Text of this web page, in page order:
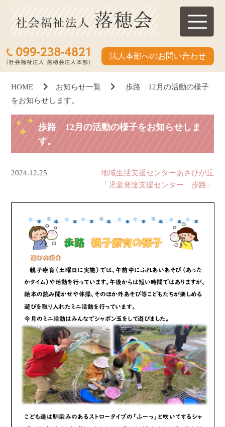
法人本部へのお問い合わせ
HOME お知らせ一覧
歩路 12月の活動の様子
をお知らせします。
歩路 12月の活動の様子をお知らせしま
す。
地域生活支援センターあさひが丘
「児童発達支援センター 歩路」
2024.12.25